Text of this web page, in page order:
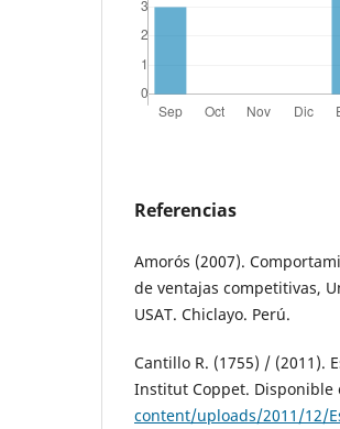
Referencias
Amorós (2007).
de ventajas competitivas,
USAT. Chiclayo. Perú.
Cantillo R. (1755) / (2011).
Institut Coppet. Disponible
content/uploads/2011/12/